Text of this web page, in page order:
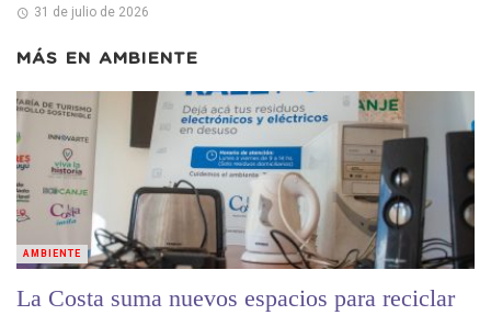
31 de julio de 2026
MÁS EN AMBIENTE
La Costa suma nuevos espacios para reciclar
AMBIENTE